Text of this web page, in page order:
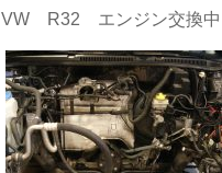
VW R32 エンジン交換中